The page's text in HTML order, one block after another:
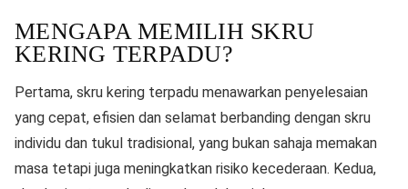
MENGAPA MEMILIH SKRU
KERING TERPADU?
Pertama, skru kering terpadu menawarkan penyelesaian
yang cepat, efisien dan selamat berbanding dengan skru
individu dan tukul tradisional, yang bukan sahaja memakan
masa tetapi juga meningkatkan risiko kecederaan. Kedua,